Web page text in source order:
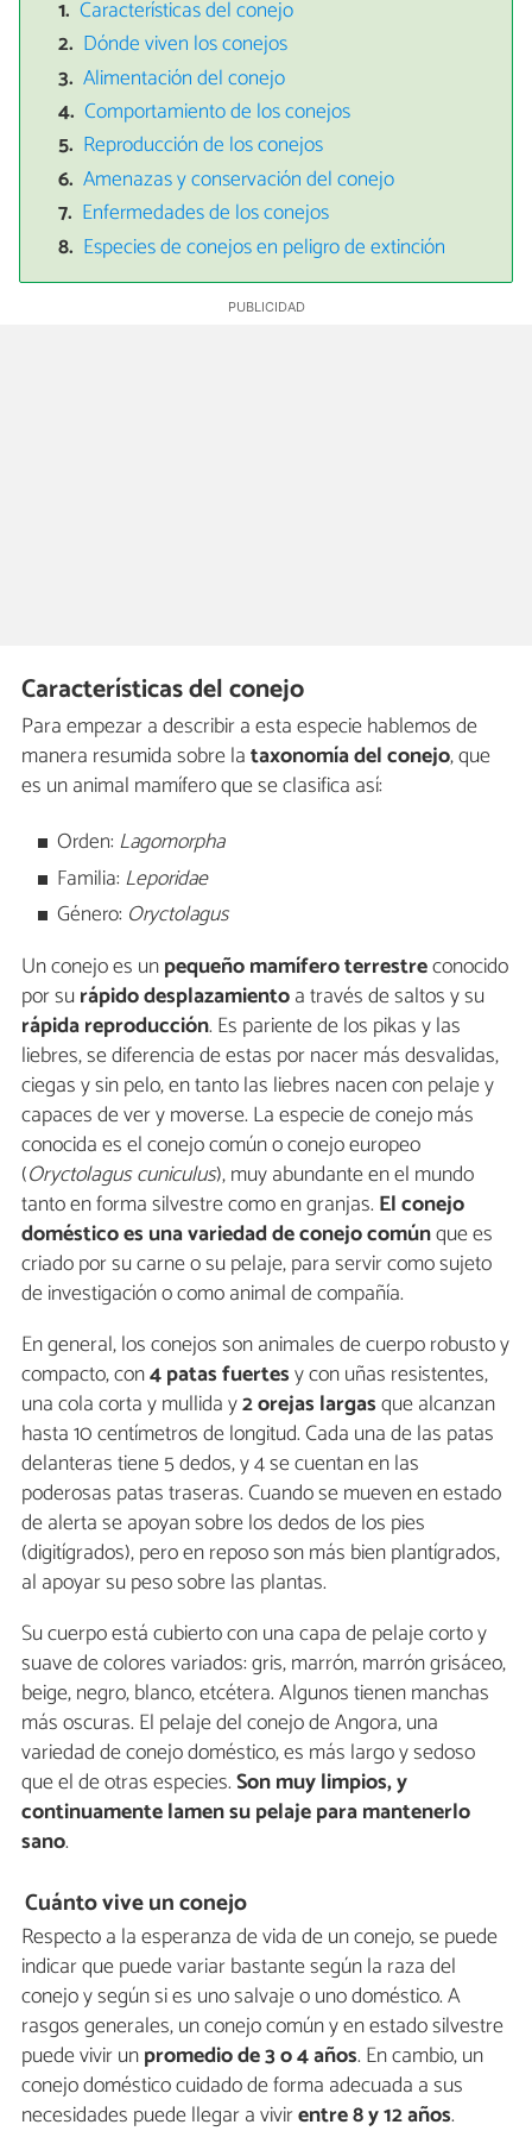
Características del conejo
Dónde viven los conejos
Alimentación del conejo
Comportamiento de los conejos
Reproducción de los conejos
Amenazas y conservación del conejo
Enfermedades de los conejos
Especies de conejos en peligro de extinción
Características del conejo
Para empezar a describir a esta especie hablemos de
manera resumida sobre lataxonomía del conejo, que
es un animal mamífero que se clasifica así:
Orden: Lagomorpha
Familia: Leporidae
Género: Oryctolagus
Un conejo es unpequeño mamífero terrestreconocido
por surápido desplazamientoa través de saltos y su
rápida reproducción. Es pariente de los pikas y las
liebres, se diferencia de estas por nacer más desvalidas,
ciegas y sin pelo, en tanto las liebres nacen con pelaje y
capaces de ver y moverse. La especie de conejo más
conocida es el conejo común o conejo europeo
(Oryctolagus cuniculus), muy abundante en el mundo
tanto en forma silvestre como en granjas. El conejo
doméstico es una variedad de conejo comúnque es
criado por su carne o su pelaje, para servir como sujeto
de investigación o como animal de compañía.
En general, los conejos son animales de cuerpo robusto y
compacto, con4 patas fuertesy con uñas resistentes,
una cola corta y mullida y2 orejas largasque alcanzan
hasta 10 centímetros de longitud. Cada una de las patas
delanteras tiene 5 dedos, y 4 se cuentan en las
poderosas patas traseras. Cuando se mueven en estado
de alerta se apoyan sobre los dedos de los pies
(digitígrados), pero en reposo son más bien plantígrados,
al apoyar su peso sobre las plantas.
Su cuerpo está cubierto con una capa de pelaje corto y
suave de colores variados: gris, marrón, marrón grisáceo,
beige, negro, blanco, etcétera. Algunos tienen manchas
más oscuras. El pelaje del conejo de Angora, una
variedad de conejo doméstico, es más largo y sedoso
que el de otras especies.Son muy limpios, y
continuamente lamen su pelaje para mantenerlo
sano.
Cuánto vive un conejo
Respecto a la esperanza de vida de un conejo, se puede
indicar que puede variar bastante según la raza del
conejo y según si es uno salvaje o uno doméstico. A
rasgos generales, un conejo común y en estado silvestre
puede vivir unpromedio de 3 o 4 años. En cambio, un
conejo doméstico cuidado de forma adecuada a sus
necesidades puede llegar a vivirentre 8 y 12 años.